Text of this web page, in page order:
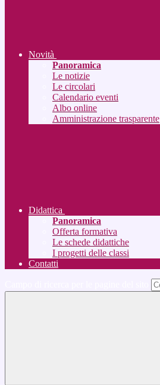
Novità
Panoramica
Le notizie
Le circolari
Calendario eventi
Albo online
Amministrazione trasparente
Didattica
Panoramica
Offerta formativa
Le schede didattiche
I progetti delle classi
Contatti